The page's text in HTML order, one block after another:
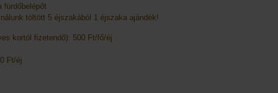
fürdőbelépőt
töltött 5 éjszakából 1 éjszaka ajándék!
kortól fizetendő): 500 Ft/fő/éj
Ft/éj